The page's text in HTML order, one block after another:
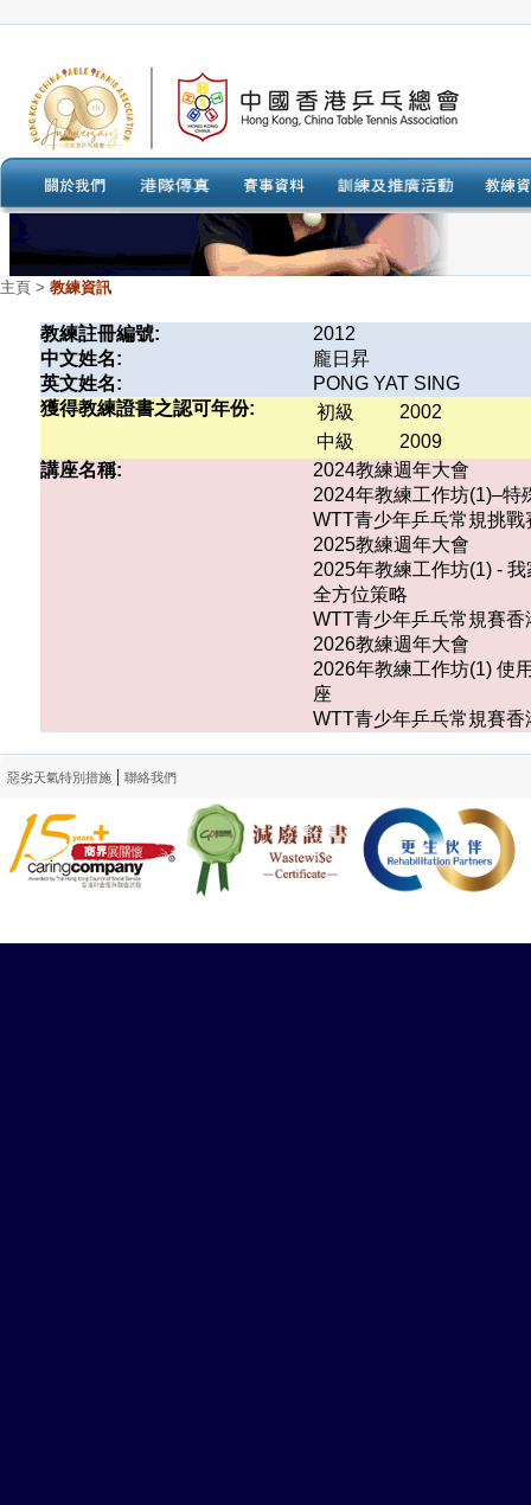
主頁 > 教練資訊
教練註冊編號:
2012
中文姓名:
龐日昇
英文姓名:
PONG YAT SING
獲得教練證書之認可年份:
初級
2002
中級
2009
講座名稱:
2024教練週年大會
2024年教練工作坊(1)–特
WTT青少年乒乓常規挑
2025教練週年大會
2025年教練工作坊(1) -
全方位策略
WTT青少年乒乓常規賽香
2026教練週年大會
2026年教練工作坊(1) 使
座
WTT青少年乒乓常規賽香